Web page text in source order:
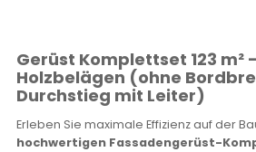
Gerüst Komplettset 123 m²
Holzbelägen (ohne
Durchstieg mit Leiter)
Erleben Sie maximale Effizienz auf der
hochwertigen Fassadengerüst-